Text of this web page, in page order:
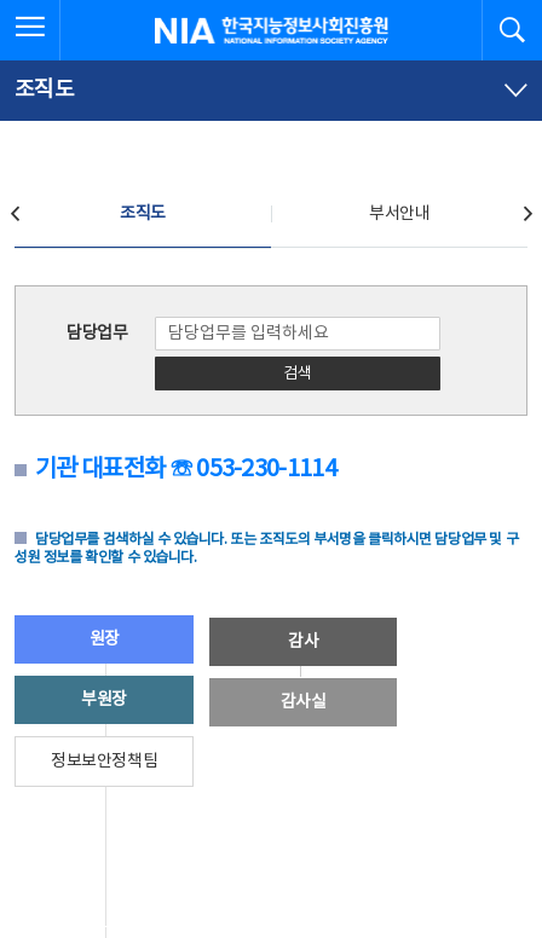
문
로
가
체
뉴
바
가
한국지능정보사회진흥원
조직도
조직도 부서안내
담당업무
검색
기관 대표전화 ☏ 053-230-1114
담당업무를 검색하실 수 있습니다. 또는 조직도의 부서명을 클릭하시면 담당업무 및 구
성원 정보를 확인할 수 있습니다.
원장
부원장
정보보안정책팀
감사
감사실